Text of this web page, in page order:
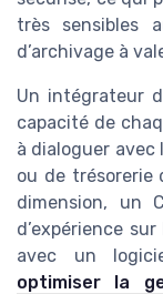
très sensibles
d’archivage à
Un intégrateur
capacité de
à dialoguer avec
ou de trésorerie
dimension, un
d’expérience
avec un
optimiser la